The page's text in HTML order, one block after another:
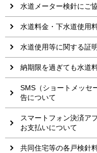
水道メーター検針にご
水道料金・下水道使用
水道使用等に関する証
納期限を過ぎても水道
SMS（ショートメッセ
告について
スマートフォン決済ア
お支払いについて
共同住宅等の各戸検針